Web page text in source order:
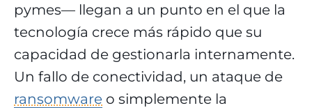
pymes— llegan a un punto en el que la
tecnología crece más rápido que su
capacidad de gestionarla internamente.
Un fallo de conectividad, un ataque de
ransomware o simplemente la